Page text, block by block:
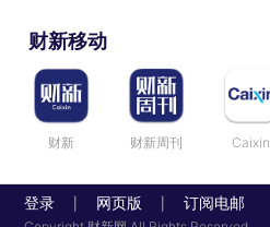
财新移动
财新 财新周刊 Caixin
登录 网页版 订阅电邮